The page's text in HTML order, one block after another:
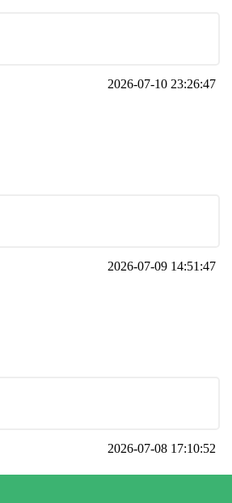
2026-07-10 23:26:47
2026-07-09 14:51:47
2026-07-08 17:10:52